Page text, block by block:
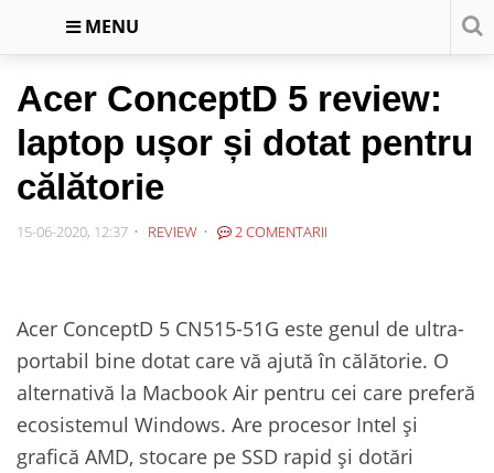
MENU
Acer ConceptD 5 review:
laptop ușor și dotat pentru
călătorie
15-06-2020, 12:37 REVIEW 2 COMENTARII
Acer ConceptD 5 CN515-51G este genul de ultra-
portabil bine dotat care vă ajută în călătorie. O
alternativă la Macbook Air pentru cei care preferă
ecosistemul Windows. Are procesor Intel și
grafică AMD, stocare pe SSD rapid și dotări